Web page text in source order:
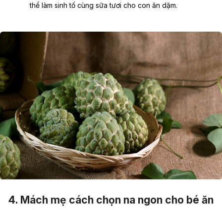
thể làm sinh tố cùng sữa tươi cho con ăn dặm.
4. Mách mẹ cách chọn na ngon cho bé ăn